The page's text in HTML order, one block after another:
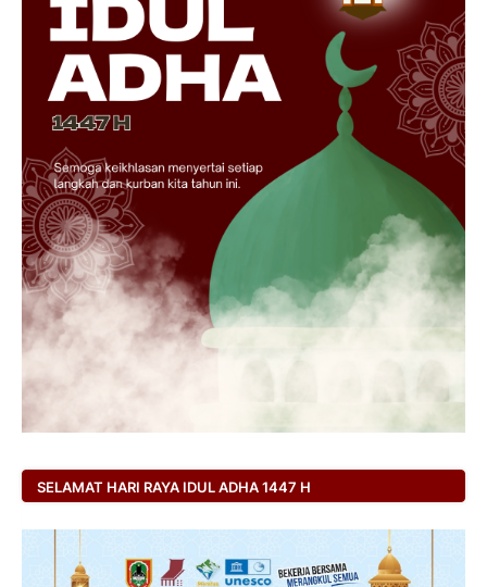
SELAMAT HARI RAYA IDUL ADHA 1447 H